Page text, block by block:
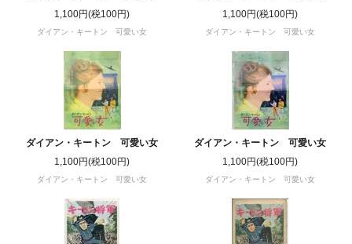
1,100円(税100円)
ダイアン・キートン 可愛い女
1,100円(税100円)
ダイアン・キートン 可愛い女
ダイアン・キートン 可愛い女
1,100円(税100円)
ダイアン・キートン 可愛い女
ダイアン・キートン 可愛い女
1,100円(税100円)
ダイアン・キートン 可愛い女